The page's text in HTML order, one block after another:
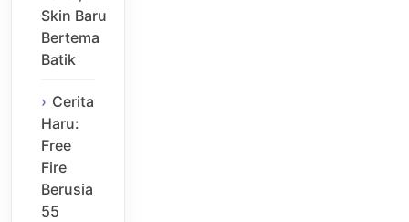
Skin Baru
Bertema
Batik
Cerita
Haru:
Free
Fire
Berusia
55